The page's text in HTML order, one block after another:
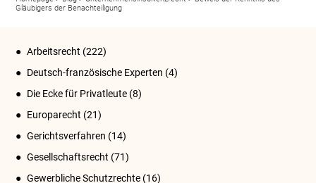
Gläubigers der Benachteiligung
Arbeitsrecht (222)
Deutsch-französische Experten (4)
Die Ecke für Privatleute (8)
Europarecht (21)
Gerichtsverfahren (14)
Gesellschaftsrecht (71)
Gewerbliche Schutzrechte (16)